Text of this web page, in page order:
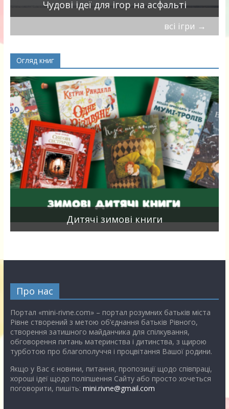
Чудові ідеї для ігор на асфальті
всі ігри →
Огляд книг
Дитячі зимові книги
Про нас
Портал «mini-rivne.com» – портал розумних батьків міста
Рівне створений з метою об’єднання батьків Рівного,
створення затишного майданчика для спілкування,
обговорення питань материнства і дитинства, з щирою
турботою про благополуччя і процвітання Вашої родини.
Якщо у Вас є новини, питання, пропозиції щодо співпраці,
хороші ідеї щодо поліпшення Сайту або просто хочеться
поговорити, пишіть: mini.rivne@gmail.com